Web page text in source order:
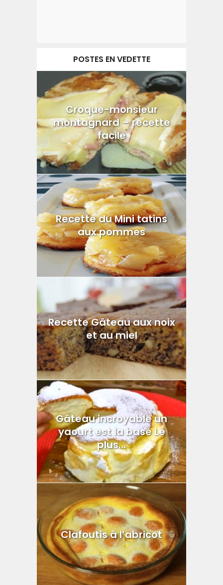
POSTES EN VEDETTE
Croque-monsieur
montagnard – recette
facile
Recette du Mini tatins
aux pommes
Recette Gâteau aux noix
et au miel
Gâteau incroyable un
yaourt est la base Le
plus...
Clafoutis à l’abricot